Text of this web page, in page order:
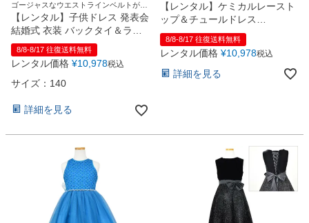
ゴージャスなウエストラインベルトが印
象的なドレス
【レンタル】子供ドレス 発表会
結婚式 衣装 バックタイ＆ラー
ジラインストーンシフォンロン
グドレス（JK3702）
8/8-8/17 往復送料無料
レンタル価格 ¥10,978税込
サイズ：140
詳細を見る
【レンタル】ケミカルレースト
ップ＆チュールドレス
（JK3685）ミント
8/8-8/17 往復送料無料
レンタル価格 ¥10,978税込
詳細を見る